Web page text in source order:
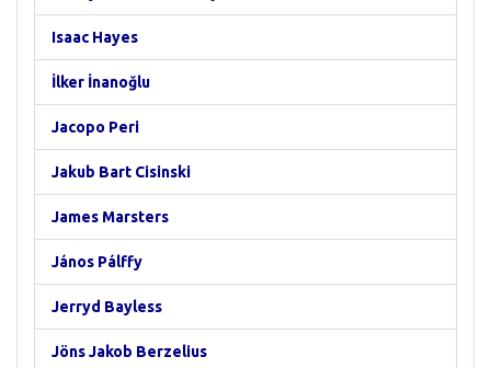
Isaac Hayes
İlker İnanoğlu
Jacopo Peri
Jakub Bart Cisinski
James Marsters
János Pálffy
Jerryd Bayless
Jöns Jakob Berzelius